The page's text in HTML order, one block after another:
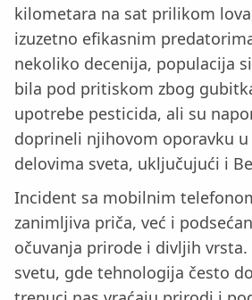
kilometara na sat prilikom
izuzetno efikasnim
nekoliko decenija, populacija
bila pod pritiskom zbog
upotrebe pesticida, ali su
doprineli njihovom oporavku
delovima sveta, uključujući i
Incident sa mobilnim
zanimljiva priča, već i
očuvanja prirode i divljih vrsta.
svetu, gde tehnologija često